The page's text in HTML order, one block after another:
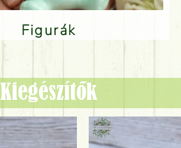
Figurák
Kiegészítők